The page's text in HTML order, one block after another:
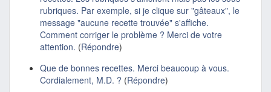
rubriques. Par exemple, si je clique sur "gâteaux", le
message "aucune recette trouvée" s'affiche.
Comment corriger le problème ? Merci de votre
attention. (Répondre)
Que de bonnes recettes. Merci beaucoup à vous.
Cordialement, M.D. ? (Répondre)